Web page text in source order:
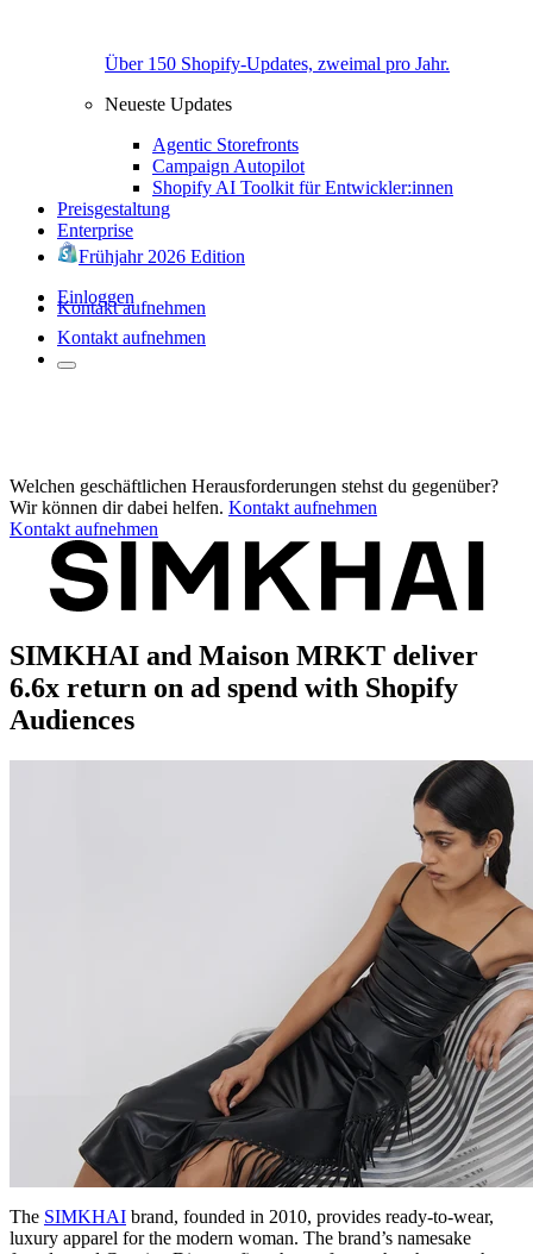
Über 150 Shopify-Updates, zweimal pro Jahr.
Neueste Updates
Agentic Storefronts
Campaign Autopilot
Shopify AI Toolkit für Entwickler:innen
Preisgestaltung
Enterprise
Frühjahr 2026 Edition
Einloggen
Kontakt aufnehmen
Kontakt aufnehmen
Welchen geschäftlichen Herausforderungen stehst du gegenüber?
Wir können dir dabei helfen. Kontakt aufnehmen
Kontakt aufnehmen
SIMKHAI and Maison MRKT deliver
6.6x return on ad spend with Shopify
Audiences
The SIMKHAI brand, founded in 2010, provides ready-to-wear,
luxury apparel for the modern woman. The brand’s namesake